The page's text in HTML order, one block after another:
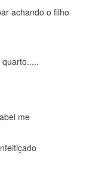
achando o filho
me